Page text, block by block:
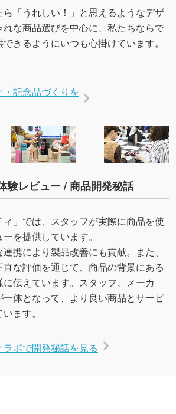
ら「うれしい！」と思えるようなデザ
な商品選びを中心に、私たちならで
きるようにいつも心掛けています。
記念品づくりを
験レビュー / 商品開発秘話
ィ」では、スタッフが実際に商品を使
を提供しています。
携により製品改善にも貢献。また、
な評価を通じて、商品の背景にある
伝えています。スタッフ、メーカ
体となって、より良い商品とサービ
ます。
ボで開発秘話を見る